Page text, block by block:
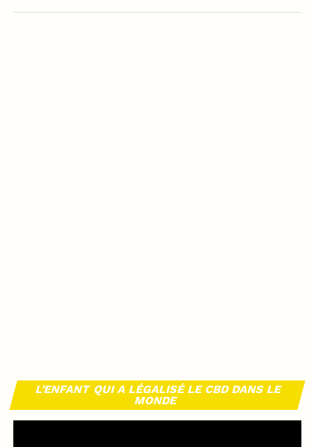
L’ENFANT QUI A LÉGALISÉ LE CBD DANS LE
MONDE